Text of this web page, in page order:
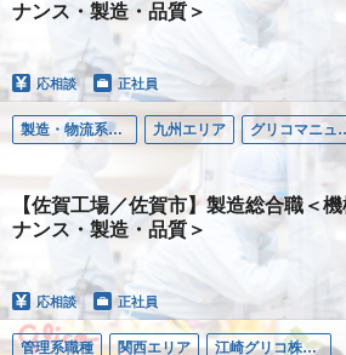
ナンス・製造・品質＞
応相談 正社員
製造・物流系職種 九州エリア グリコマニュファク
【佐賀工場／佐賀市】製造総合職＜
ナンス・製造・品質＞
応相談 正社員
管理系職種 関西エリア 江崎グリコ株式会社